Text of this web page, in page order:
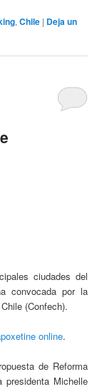
,Chile | Deja un
ciudades del
convocada por la
(Confech).
online.
de Reforma
presidenta Michelle